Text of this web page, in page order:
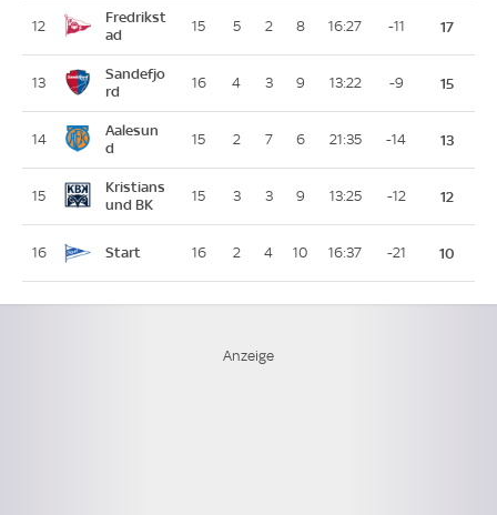
12
Fredrikst
ad
15 5 2 8 16:27 -11 17
13
Sandefjo
rd
16 4 3 9 13:22 -9 15
14
Aalesun
d
15 2 7 6 21:35 -14 13
15
Kristians
und BK
15 3 3 9 13:25 -12 12
16 Start 16 2 4 10 16:37 -21 10